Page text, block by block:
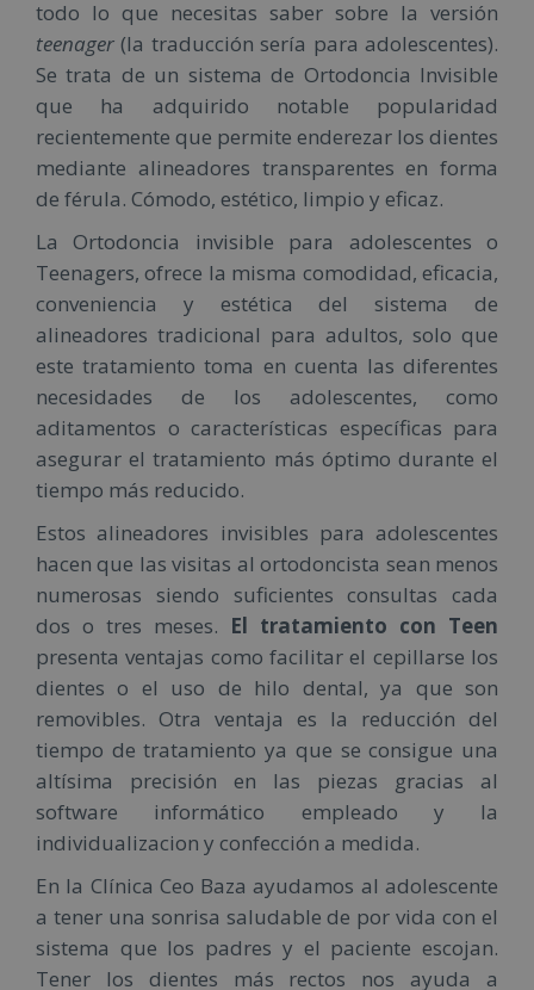
todo lo que necesitas saber sobre la versión
teenager (la traducción sería para adolescentes).
Se trata de un sistema de Ortodoncia Invisible
que ha adquirido notable popularidad
recientemente que permite enderezar los dientes
mediante alineadores transparentes en forma
de férula. Cómodo, estético, limpio y eficaz.
La Ortodoncia invisible para adolescentes o
Teenagers, ofrece la misma comodidad, eficacia,
conveniencia y estética del sistema de
alineadores tradicional para adultos, solo que
este tratamiento toma en cuenta las diferentes
necesidades de los adolescentes, como
aditamentos o características específicas para
asegurar el tratamiento más óptimo durante el
tiempo más reducido.
Estos alineadores invisibles para adolescentes
hacen que las visitas al ortodoncista sean menos
numerosas siendo suficientes consultas cada
dos o tres meses. El tratamiento con Teen
presenta ventajas como facilitar el cepillarse los
dientes o el uso de hilo dental, ya que son
removibles. Otra ventaja es la reducción del
tiempo de tratamiento ya que se consigue una
altísima precisión en las piezas gracias al
software informático empleado y la
individualizacion y confección a medida.
En la Clínica Ceo Baza ayudamos al adolescente
a tener una sonrisa saludable de por vida con el
sistema que los padres y el paciente escojan.
Tener los dientes más rectos nos ayuda a